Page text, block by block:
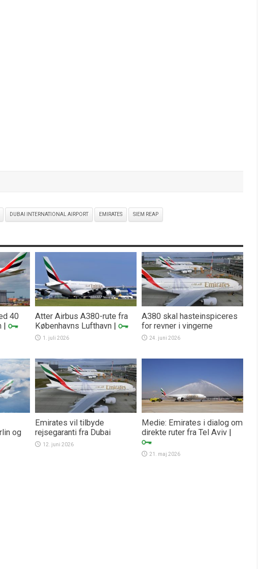
DUBAI INTERNATIONAL AIRPORT EMIRATES SIEM REAP
40
|
Atter Airbus A380-rute fra
Københavns Lufthavn |
1. juli 2026
A380 skal hasteinspiceres
for revner i vingerne
24. juni 2026
og
Emirates vil tilbyde
rejsegaranti fra Dubai
12. juni 2026
Medie: Emirates i dialog om
direkte ruter fra Tel Aviv |
21. maj 2026